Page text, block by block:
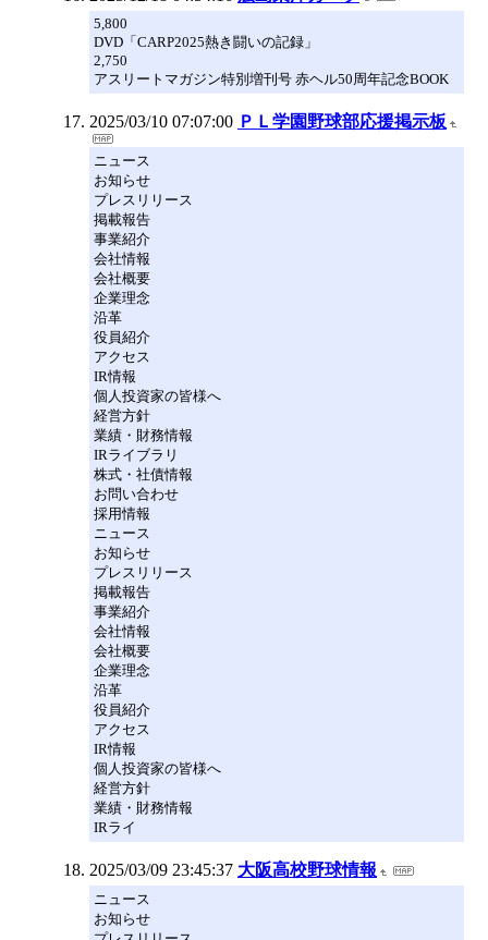
5,800
DVD「CARP2025熱き闘いの記録」
2,750
アスリートマガジン特別増刊号 赤ヘル50周年記念BOOK
2025/03/10 07:07:00 ＰＬ学園野球部応援掲示板
ニュース
お知らせ
プレスリリース
掲載報告
事業紹介
会社情報
会社概要
企業理念
沿革
役員紹介
アクセス
IR情報
個人投資家の皆様へ
経営方針
業績・財務情報
IRライブラリ
株式・社債情報
お問い合わせ
採用情報
ニュース
お知らせ
プレスリリース
掲載報告
事業紹介
会社情報
会社概要
企業理念
沿革
役員紹介
アクセス
IR情報
個人投資家の皆様へ
経営方針
業績・財務情報
IRライ
2025/03/09 23:45:37 大阪高校野球情報
ニュース
お知らせ